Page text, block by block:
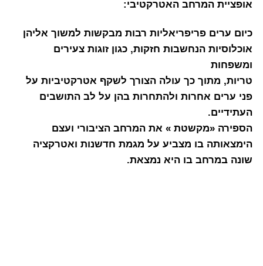
אופציית המרחב האטרקטיבי:
כיום ערים פריפריאליות רבות מבקשות למשוך אליהן
אוכלוסיות הנחשבות חזקות, כגון זוגות צעירים
ומשפחות
טריות, מתוך כך עולה הצורך לשקף אטרקטיביות על
פני ערים אחרות ולהתחרות בהן על לב התושבים
העתידיים.
הספירה «מקשטת » את המרחב הציבורי ועצם
הימצאותה בו מצביע על מגמת חדשנות ואטרקציה
שונה במרחב בו היא נמצאת.